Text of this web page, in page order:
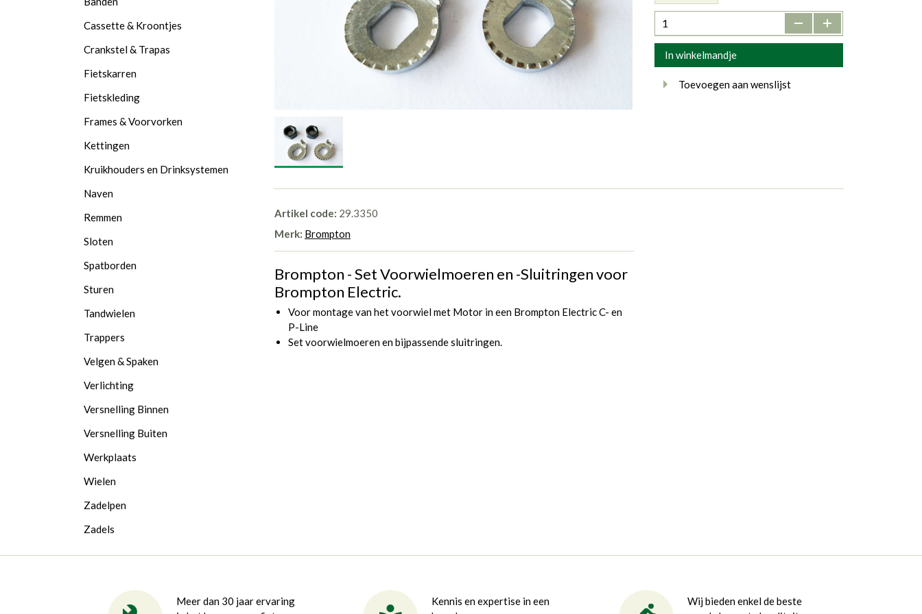
- +
In winkelmandje
Toevoegen aan wenslijst
Artikel code: 29.3350
Merk: Brompton
Brompton - Set Voorwielmoeren en -Sluitringen voor
Brompton Electric.
Voor montage van het voorwiel met Motor in een Brompton Electric C- en
P-Line
Set voorwielmoeren en bijpassende sluitringen.
Cassette & Kroontjes
Crankstel & Trapas
Fietskarren
Fietskleding
Frames & Voorvorken
Kettingen
Kruikhouders en Drinksystemen
Naven
Remmen
Sloten
Spatborden
Sturen
Tandwielen
Trappers
Velgen & Spaken
Verlichting
Versnelling Binnen
Versnelling Buiten
Werkplaats
Wielen
Zadelpen
Zadels
Meer dan 30 jaar ervaring
Kennis en expertise in een
Wij bieden enkel de beste